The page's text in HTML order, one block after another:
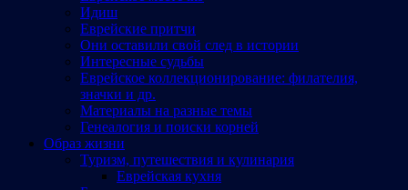
Идиш
Еврейские притчи
Они оставили свой след в истории
Интересные судьбы
Еврейское коллекционирование: филателия,
значки и др.
Материалы на разные темы
Генеалогия и поиски корней
Образ жизни
Туризм, путешествия и кулинария
Еврейская кухня